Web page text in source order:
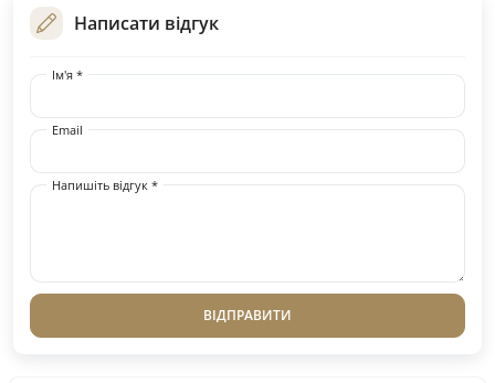
Написати відгук
Ім'я *
Email
Напишіть відгук *
ВІДПРАВИТИ